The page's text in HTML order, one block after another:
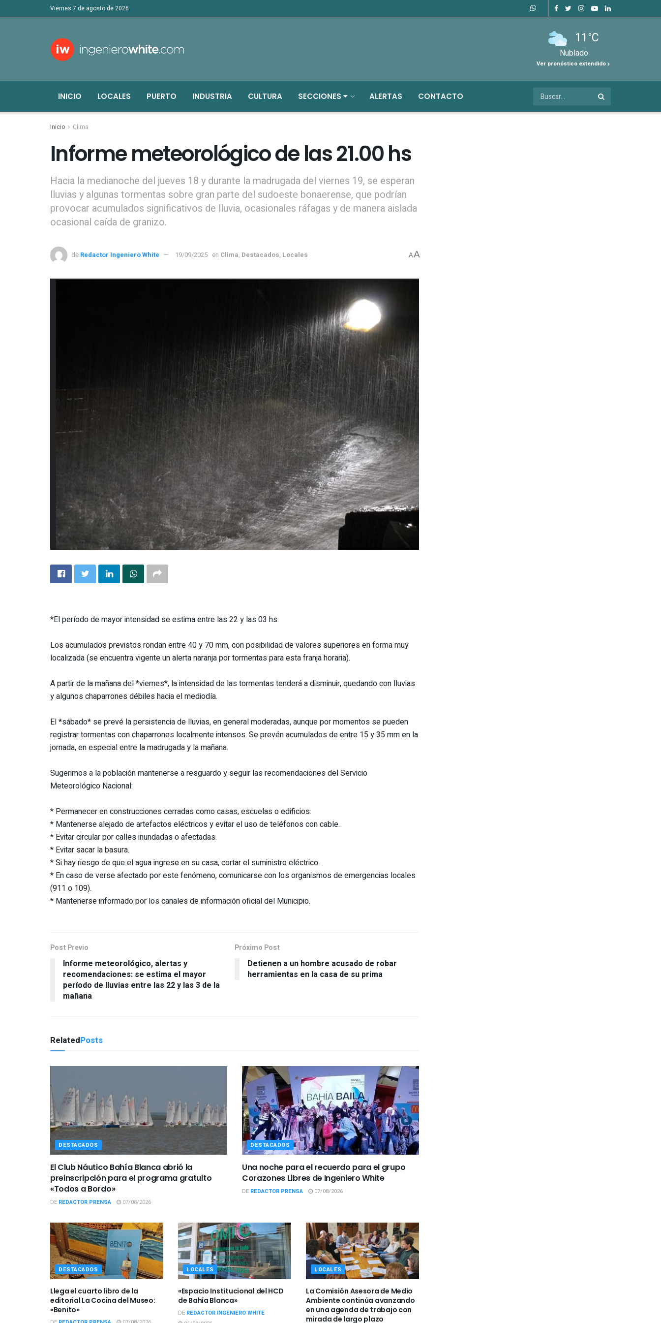
viernes 7 de agosto de 2026
11°C
Nublado
Ver pronóstico extendido
INICIO LOCALES PUERTO INDUSTRIA CULTURA SECCIONES ALERTAS CONTACTO
Inicio Clima
Informe meteorológico de las 21.00 hs
Hacia la medianoche del jueves 18 y durante la madrugada del viernes 19, se esperan
lluvias y algunas tormentas sobre gran parte del sudoeste bonaerense, que podrían
provocar acumulados significativos de lluvia, ocasionales ráfagas y de manera aislada
ocasional caída de granizo.
de Redactor Ingeniero White 19/09/2025 en Clima, Destacados, Locales AA
*El período de mayor intensidad se estima entre las 22 y las 03 hs.
Los acumulados previstos rondan entre 40 y 70 mm, con posibilidad de valores superiores en forma muy
localizada (se encuentra vigente un alerta naranja por tormentas para esta franja horaria).
A partir de la mañana del *viernes*, la intensidad de las tormentas tenderá a disminuir, quedando con lluvias
y algunos chaparrones débiles hacia el mediodía.
El *sábado* se prevé la persistencia de lluvias, en general moderadas, aunque por momentos se pueden
registrar tormentas con chaparrones localmente intensos. Se prevén acumulados de entre 15 y 35 mm en la
jornada, en especial entre la madrugada y la mañana.
Sugerimos a la población mantenerse a resguardo y seguir las recomendaciones del Servicio
Meteorológico Nacional:
* Permanecer en construcciones cerradas como casas, escuelas o edificios.
* Mantenerse alejado de artefactos eléctricos y evitar el uso de teléfonos con cable.
* Evitar circular por calles inundadas o afectadas.
* Evitar sacar la basura.
* Si hay riesgo de que el agua ingrese en su casa, cortar el suministro eléctrico.
* En caso de verse afectado por este fenómeno, comunicarse con los organismos de emergencias locales
(911 o 109).
* Mantenerse informado por los canales de información oficial del Municipio.
Post Previo
Informe meteorológico, alertas y
recomendaciones: se estima el mayor
período de lluvias entre las 22 y las 3 de la
mañana
Próximo Post
Detienen a un hombre acusado de robar
herramientas en la casa de su prima
RelatedPosts
DESTACADOS
El Club Náutico Bahía Blanca abrió la
preinscripción para el programa gratuito
«Todos a Bordo»
DE REDACTOR PRENSA 07/08/2026
DESTACADOS
Una noche para el recuerdo para el grupo
Corazones Libres de Ingeniero White
DE REDACTOR PRENSA 07/08/2026
DESTACADOS
Llega el cuarto libro de la
editorial La Cocina del Museo:
«Benito»
LOCALES
«Espacio Institucional del HCD
de Bahía Blanca»
DE REDACTOR INGENIERO WHITE
LOCALES
La Comisión Asesora de Medio
Ambiente continúa avanzando
en una agenda de trabajo con
mirada de largo plazo